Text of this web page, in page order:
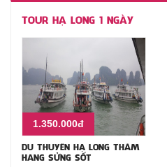
TOUR HẠ LONG 1 NGÀY
1.350.000đ
DU THUYỀN HẠ LONG THĂM
HANG SỬNG SỐT